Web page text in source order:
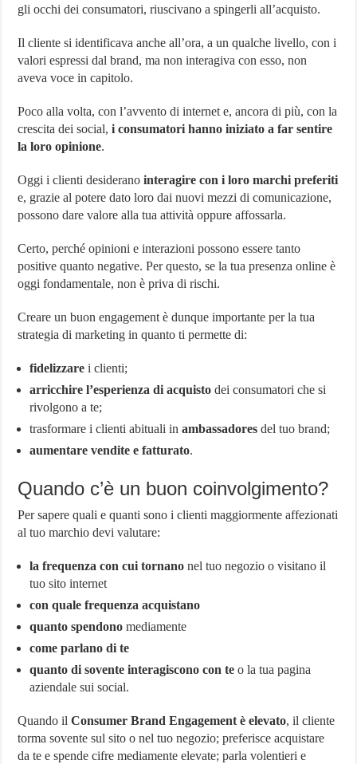
gli occhi dei consumatori, riuscivano a spingerli all’acquisto.
Il cliente si identificava anche all’ora, a un qualche livello, con i
valori espressi dal brand, ma non interagiva con esso, non
aveva voce in capitolo.
Poco alla volta, con l’avvento di internet e, ancora di più, con la
crescita dei social, i consumatori hanno iniziato a far sentire
la loro opinione.
Oggi i clienti desiderano interagire con i loro marchi preferiti
e, grazie al potere dato loro dai nuovi mezzi di comunicazione,
possono dare valore alla tua attività oppure affossarla.
Certo, perché opinioni e interazioni possono essere tanto
positive quanto negative. Per questo, se la tua presenza online è
oggi fondamentale, non è priva di rischi.
Creare un buon engagement è dunque importante per la tua
strategia di marketing in quanto ti permette di:
fidelizzare i clienti;
arricchire l’esperienza di acquisto dei consumatori che si
rivolgono a te;
trasformare i clienti abituali inambassadores del tuo brand;
aumentare vendite e fatturato.
Quando c’è un buon coinvolgimento?
Per sapere quali e quanti sono i clienti maggiormente affezionati
al tuo marchio devi valutare:
la frequenza con cui tornano nel tuo negozio o visitano il
tuo sito internet
con quale frequenza acquistano
quanto spendono mediamente
come parlano di te
quanto di sovente interagiscono con teo la tua pagina
aziendale sui social.
Quando ilConsumer Brand Engagement è elevato, il cliente
torma sovente sul sito o nel tuo negozio; preferisce acquistare
da te e spende cifre mediamente elevate; parla volentieri e